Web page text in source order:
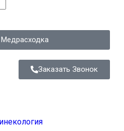
Заказать Звонок